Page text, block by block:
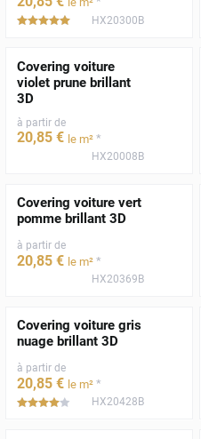
*****HX20300B
Covering voiture
violet prune brillant
3D
à partir de
20,85 € le m² *
HX20008B
Covering voiture vert
pomme brillant 3D
à partir de
20,85 € le m² *
HX20369B
Covering voiture gris
nuage brillant 3D
à partir de
20,85 € le m² *
***** HX20428B